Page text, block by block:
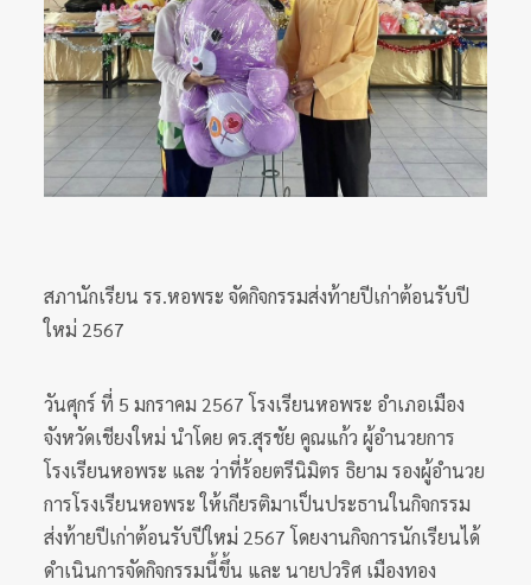
สภานักเรียน รร.หอพระ จัดกิจกรรมส่งท้ายปีเก่าต้อนรับปี
ใหม่ 2567
วันศุกร์ ที่ 5 มกราคม 2567 โรงเรียนหอพระ อำเภอเมือง
จังหวัดเชียงใหม่ นำโดย ดร.สุรชัย คูณแก้ว ผู้อำนวยการ
โรงเรียนหอพระ และ ว่าที่ร้อยตรีนิมิตร ธิยาม รองผู้อำนวย
การโรงเรียนหอพระ ให้เกียรติมาเป็นประธานในกิจกรรม
ส่งท้ายปีเก่าต้อนรับปีใหม่ 2567 โดยงานกิจการนักเรียนได้
ดำเนินการจัดกิจกรรมนี้ขึ้น และ นายปวริศ เมืองทอง